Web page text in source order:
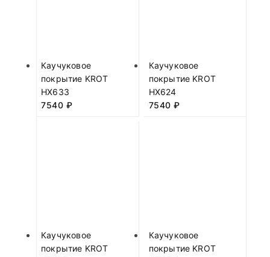
Каучуковое
покрытие KROT
HX633
7540 ₽
Каучуковое
покрытие KROT
HX624
7540 ₽
Каучуковое
покрытие KROT
Каучуковое
покрытие KROT